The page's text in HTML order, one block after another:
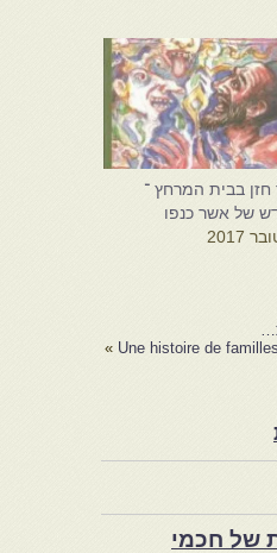
חזן בבית המרחץ ־
של אשר כנפו
Une histoire de
»
של חכמי